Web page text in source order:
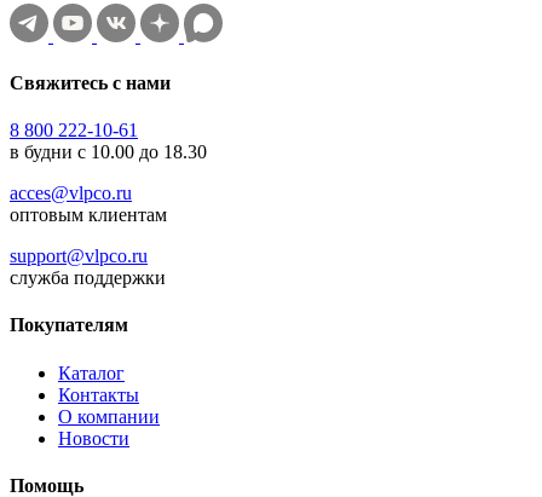
Свяжитесь с нами
8 800 222-10-61
в будни с 10.00 до 18.30
acces@vlpco.ru
оптовым клиентам
support@vlpco.ru
служба поддержки
Покупателям
Каталог
Контакты
О компании
Новости
Помощь